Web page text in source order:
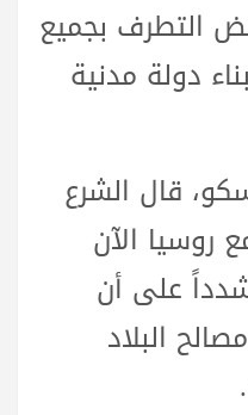
التطرف بجميع
دولة مدنية
قال الشرع
روسيا الآن
على أن
البلاد